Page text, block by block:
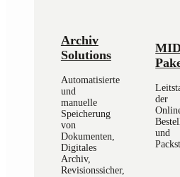
Archiv
Solutions
Automatisierte
und
manuelle
Speicherung
von
Dokumenten,
Digitales
Archiv,
Revisionssicher,
MID
der
und